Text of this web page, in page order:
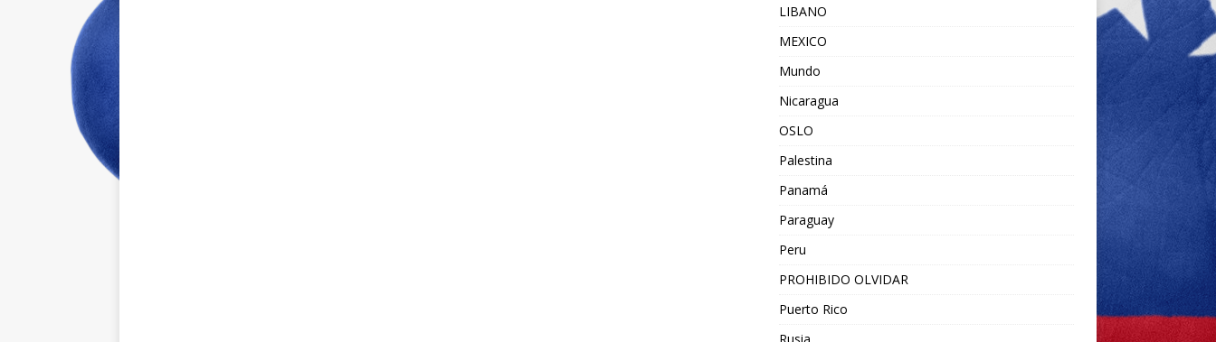
LIBANO
MEXICO
Mundo
Nicaragua
OSLO
Palestina
Panamá
Paraguay
Peru
PROHIBIDO OLVIDAR
Puerto Rico